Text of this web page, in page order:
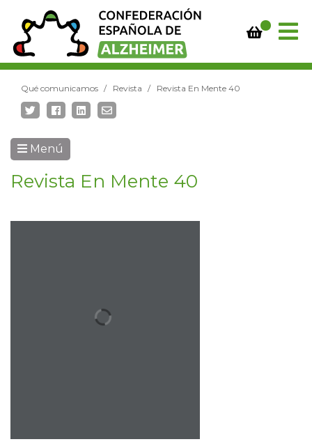
Qué comunicamos Revista Revista En Mente 40
Menú
Revista En Mente 40